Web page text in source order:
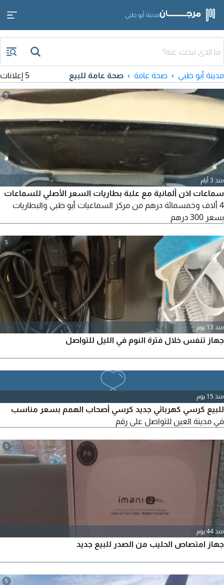
مدينة أبو ظبي
مدينة أبو ظبي صحة عامة صحة عامة للبيع 5 إعلانات
5
منذ 3 أيام
سماعات اذن ألمانية مع علبة بطاريات السعر الأصلي للسماعات
4 ألاف وخمسمائة درهم من مركز السماعيات أبو ظبي والبطاريات
بسعر 300 درهم
5
منذ 13 يوم
جهاز تنفس خلال فترة النوم في الليل للتواصل
منذ 15 يوم
للبيع كرسي كهربائي جديد كرسي أصحاب الهمم بسعر مناسب
في مدينة العين للتواصل على رقم
5
منذ 44 يوم
جهاز امتصاص الحليب من الصدر للبيع جديد
5